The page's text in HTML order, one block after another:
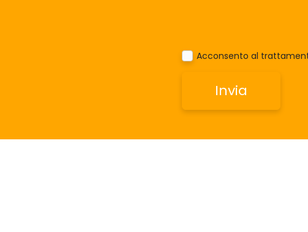
Acconsento al